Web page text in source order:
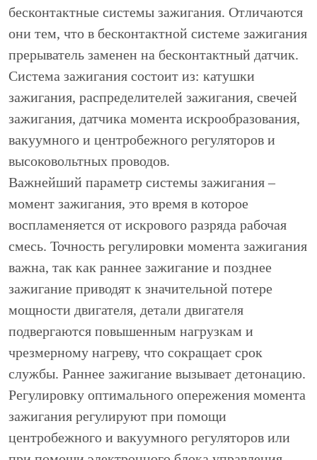
бесконтактные системы зажигания. Отличаются
они тем, что в бесконтактной системе зажигания
прерыватель заменен на бесконтактный датчик.
Система зажигания состоит из: катушки
зажигания, распределителей зажигания, свечей
зажигания, датчика момента искрообразования,
вакуумного и центробежного регуляторов и
высоковольтных проводов.
Важнейший параметр системы зажигания –
момент зажигания, это время в которое
воспламеняется от искрового разряда рабочая
смесь. Точность регулировки момента зажигания
важна, так как раннее зажигание и позднее
зажигание приводят к значительной потере
мощности двигателя, детали двигателя
подвергаются повышенным нагрузкам и
чрезмерному нагреву, что сокращает срок
службы. Раннее зажигание вызывает детонацию.
Регулировку оптимального опережения момента
зажигания регулируют при помощи
центробежного и вакуумного регуляторов или